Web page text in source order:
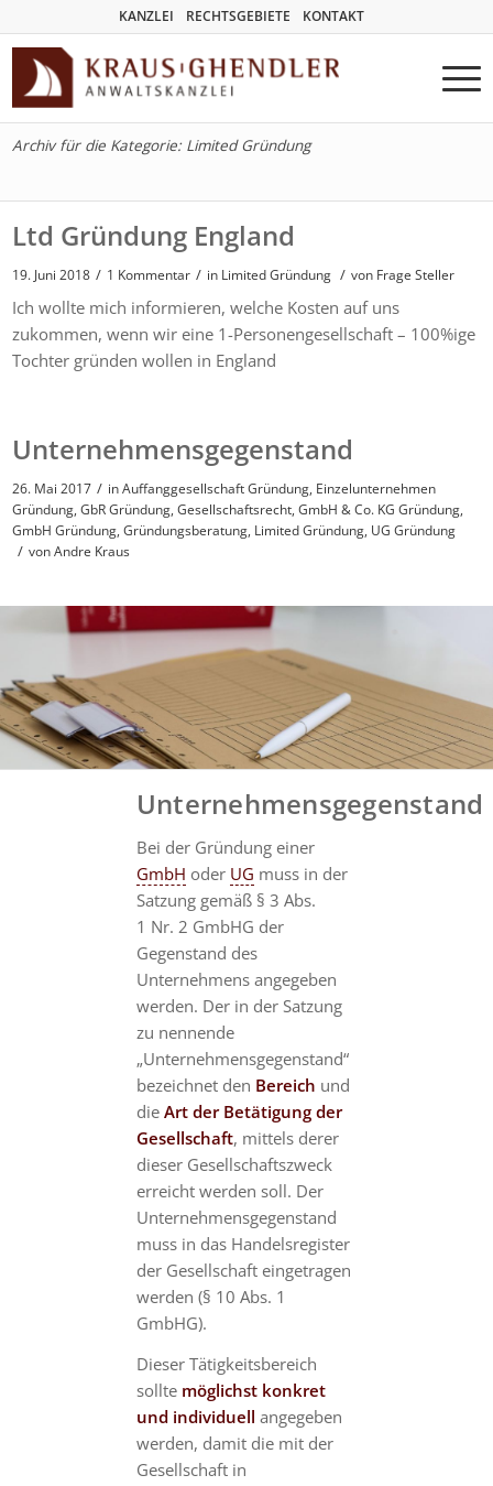
KANZLEI RECHTSGEBIETE KONTAKT
Archiv für die Kategorie: Limited Gründung
Ltd Gründung England
19. Juni 2018 / 1 Kommentar / in Limited Gründung / von Frage Steller
Ich wollte mich informieren, welche Kosten auf uns
zukommen, wenn wir eine 1-Personengesellschaft – 100%ige
Tochter gründen wollen in England
Unternehmensgegenstand
26. Mai 2017 / inAuffanggesellschaft Gründung Einzelunternehmen
Gründung ,GbR Gründung ,Gesellschaftsrecht ,GmbH & Co. KG Gründung
GmbH Gründung ,Gründungsberatung Limited Gründung UG Gründung
/ vonAndre Kraus
Unternehmensgegenstand
Bei der Gründung einer
GmbH oder UG muss in der
Satzung gemäß § 3 Abs.
1 Nr. 2 GmbHG der
Gegenstand des
Unternehmens angegeben
werden. Der in der Satzung
zu nennende
„Unternehmensgegenstand“
bezeichnet den Bereich und
die Art der Betätigung der
Gesellschaft, mittels derer
dieser Gesellschaftszweck
erreicht werden soll. Der
Unternehmensgegenstand
muss in das Handelsregister
der Gesellschaft eingetragen
werden (§ 10 Abs. 1
GmbHG).
Dieser Tätigkeitsbereich
sollte möglichst konkret
und individuell angegeben
werden, damit die mit der
Gesellschaft in